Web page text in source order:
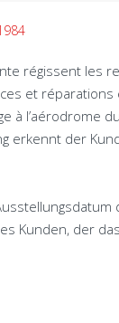
régissent les
réparations
à l’aérodrome
erkennt der
Kunden, der